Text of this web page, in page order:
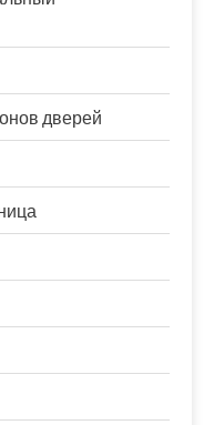
дверей